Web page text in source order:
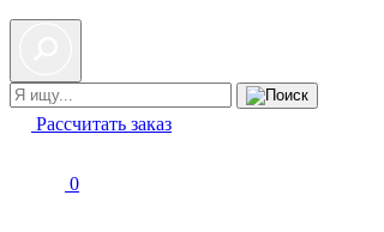
Рассчитать заказ
0